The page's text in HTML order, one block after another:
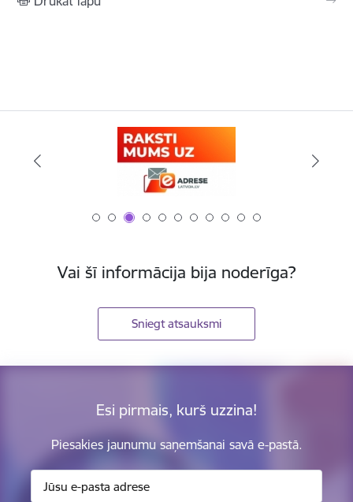
Vai šī informācija bija noderīga?
Sniegt atsauksmi
Esi pirmais, kurš uzzina!
Piesakies jaunumu saņemšanai savā e-pastā.